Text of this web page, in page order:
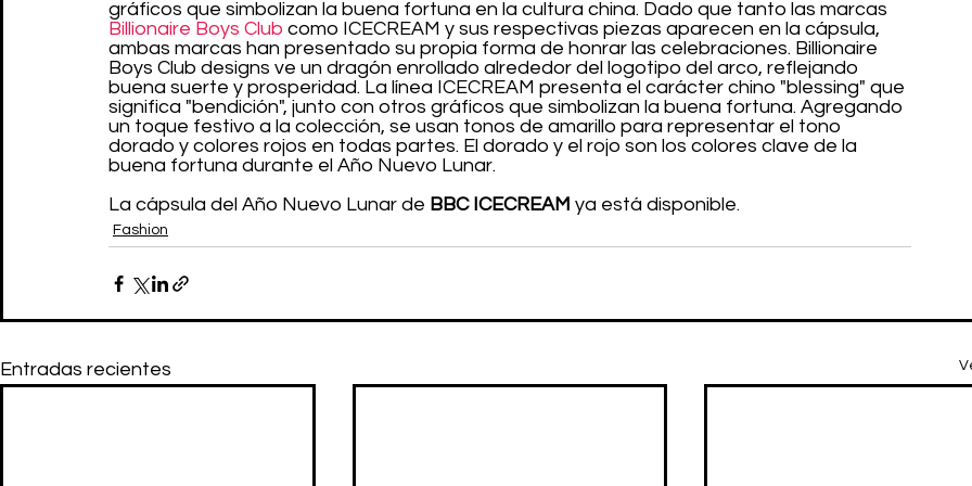
gráficos que simbolizan la buena fortuna en la cultura china. Dado que tanto las marcas
Billionaire Boys Club como ICECREAM y sus respectivas piezas aparecen en la cápsula,
ambas marcas han presentado su propia forma de honrar las celebraciones. Billionaire
Boys Club designs ve un dragón enrollado alrededor del logotipo del arco, reflejando
buena suerte y prosperidad. La línea ICECREAM presenta el carácter chino "blessing" que
significa "bendición", junto con otros gráficos que simbolizan la buena fortuna. Agregando
un toque festivo a la colección, se usan tonos de amarillo para representar el tono
dorado y colores rojos en todas partes. El dorado y el rojo son los colores clave de la
buena fortuna durante el Año Nuevo Lunar.
La cápsula del Año Nuevo Lunar de BBC ICECREAM ya está disponible.
Fashion
Entradas recientes